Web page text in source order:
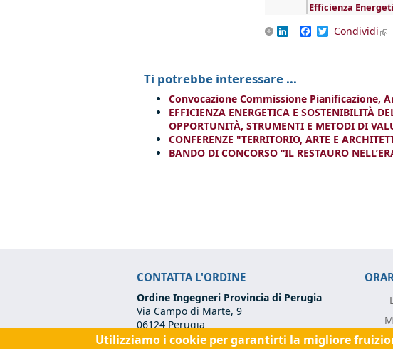
Efficienza
LinkedInFacebook
Twitter
Condividi
Ti potrebbe interessare ...
Convocazione Commissione Pianificazione,
EFFICIENZA ENERGETICA E SOSTENIBILITÀ
OPPORTUNITÀ, STRUMENTI E METODI DI
CONFERENZE "TERRITORIO, ARTE E
BANDO DI CONCORSO “IL RESTAURO
CONTATTA L'ORDINE
Ordine Ingegneri Provincia di Perugia
Via Campo di Marte, 9
06124 Perugia
Codice Fiscale:80017570542
Utilizziamo i cookie per garantirti la migliore